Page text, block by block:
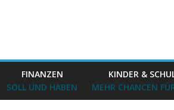
FINANZEN
SOLL UND HABEN
KINDER &
MEHR CHANCEN